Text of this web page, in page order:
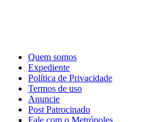
Quem somos
Expediente
Política de Privacidade
Termos de uso
Anuncie
Post Patrocinado